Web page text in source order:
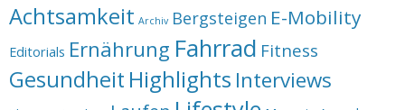
Achtsamkeit Archiv Bergsteigen E-Mobility
Editorials Ernährung Fahrrad Fitness
Gesundheit Highlights Interviews